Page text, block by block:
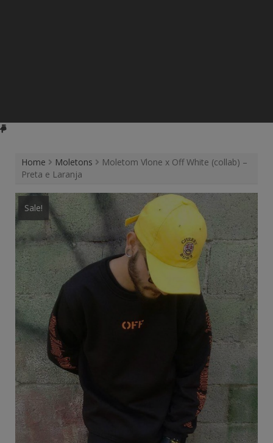
Home Moletons
Moletom Vlone x Off White (collab) –
Preta e Laranja
Sale!